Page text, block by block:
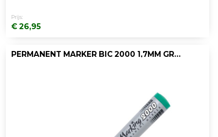
Prijs:
€ 26,95
PERMANENT MARKER BIC 2000 1,7MM GR/DS 12